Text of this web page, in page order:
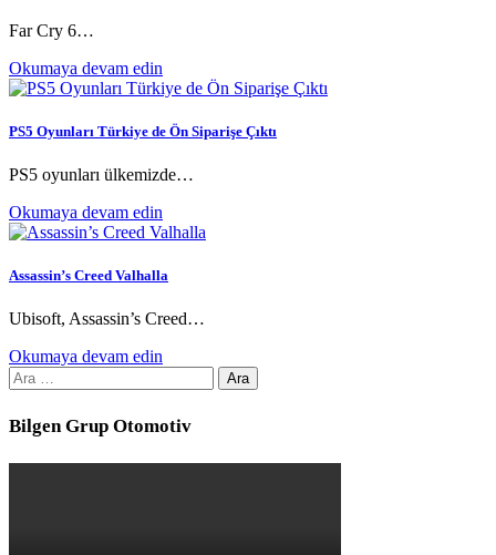
Far Cry 6…
Okumaya devam edin
PS5 Oyunları Türkiye de Ön Siparişe Çıktı
PS5 oyunları ülkemizde…
Okumaya devam edin
Assassin’s Creed Valhalla
Ubisoft, Assassin’s Creed…
Okumaya devam edin
Arama:
Bilgen Grup Otomotiv